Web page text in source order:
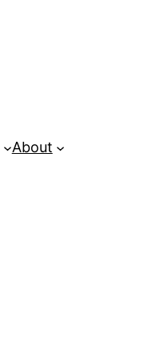
About